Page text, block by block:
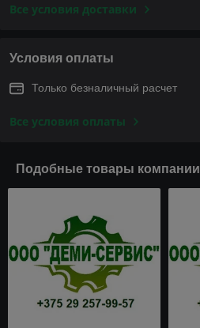
Все условия доставки
Условия оплаты
Только безналичный расчет
Все условия оплаты
Подобные товары компании